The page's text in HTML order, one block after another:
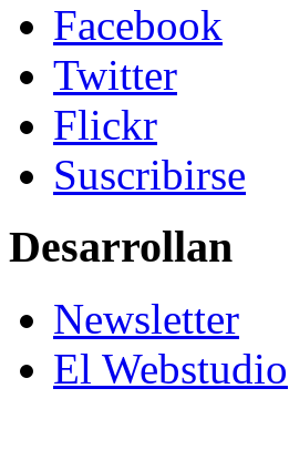
Facebook
Twitter
Flickr
Suscribirse
Desarrollan
Newsletter
El Webstudio